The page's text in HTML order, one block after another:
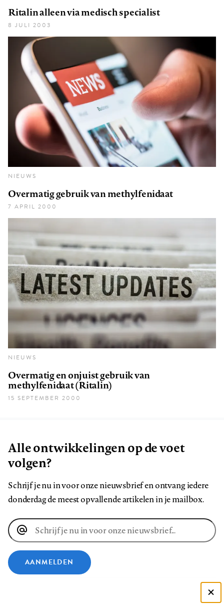
Ritalin alleen via medisch specialist
8 JULI 2003
NIEUWS
Overmatig gebruik van methylfenidaat
7 APRIL 2000
NIEUWS
Overmatig en onjuist gebruik van
methylfenidaat (Ritalin)
15 SEPTEMBER 2000
Alle ontwikkelingen op de voet
volgen?
Schrijf je nu in voor onze nieuwsbrief en ontvang iedere
donderdag de meest opvallende artikelen in je mailbox.
E-
mailadres
AANMELDEN